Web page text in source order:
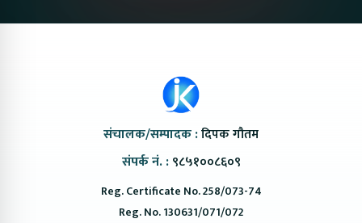
संचालक/सम्पादक :दिपक गौतम
संपर्क नं. : ९८५१००८६०९
Reg. Certificate No. 258/073-74
Reg. No. 130631/071/072